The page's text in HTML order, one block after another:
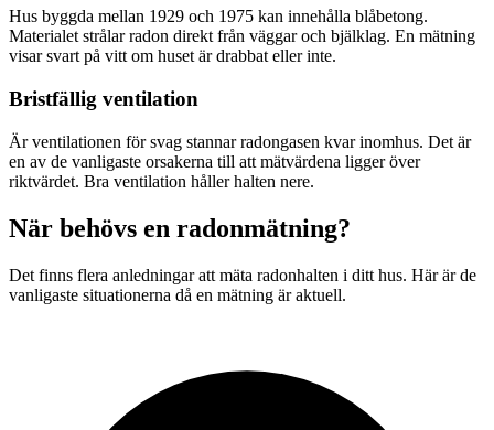
Hus byggda mellan 1929 och 1975 kan innehålla blåbetong.
Materialet strålar radon direkt från väggar och bjälklag. En mätning
visar svart på vitt om huset är drabbat eller inte.
Bristfällig ventilation
Är ventilationen för svag stannar radongasen kvar inomhus. Det är
en av de vanligaste orsakerna till att mätvärdena ligger över
riktvärdet. Bra ventilation håller halten nere.
När behövs en radonmätning?
Det finns flera anledningar att mäta radonhalten i ditt hus. Här är de
vanligaste situationerna då en mätning är aktuell.